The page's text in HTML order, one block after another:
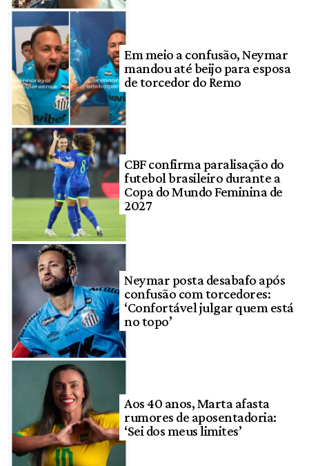
Em meio a confusão, Neymar
mandou até beijo para esposa
de torcedor do Remo
CBF confirma paralisação do
futebol brasileiro durante a
Copa do Mundo Feminina de
2027
Neymar posta desabafo após
confusão com torcedores:
‘Confortável julgar quem está
no topo’
Aos 40 anos, Marta afasta
rumores de aposentadoria:
‘Sei dos meus limites’